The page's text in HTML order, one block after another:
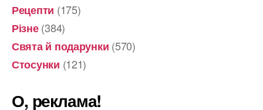
Рецепти (175)
Різне(384)
Свята й подарунки (570)
Стосунки (121)
О, реклама!